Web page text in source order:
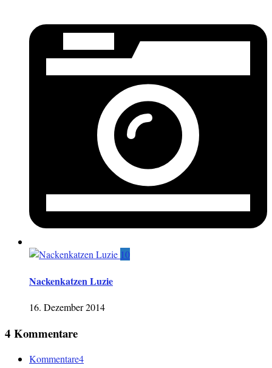
10
Nackenkatzen Luzie
16. Dezember 2014
4 Kommentare
Kommentare4